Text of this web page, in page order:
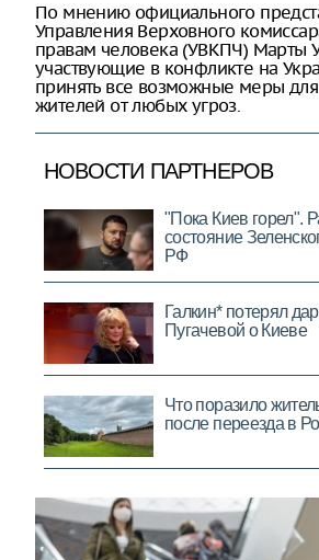
По мнению официального
Управления Верховного
правам человека (УВКПЧ) Марты
участвующие в конфликте на
принять все возможные меры
жителей от любых угроз.